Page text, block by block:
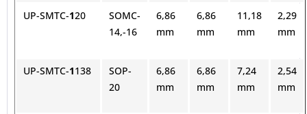
UP-SMTC-120
SOMC-
14,-16
6,86
mm
6,86
mm
11,18
mm
2,29
mm
UP-SMTC-1138
SOP-
20
6,86
mm
6,86
mm
7,24
mm
2,54
mm